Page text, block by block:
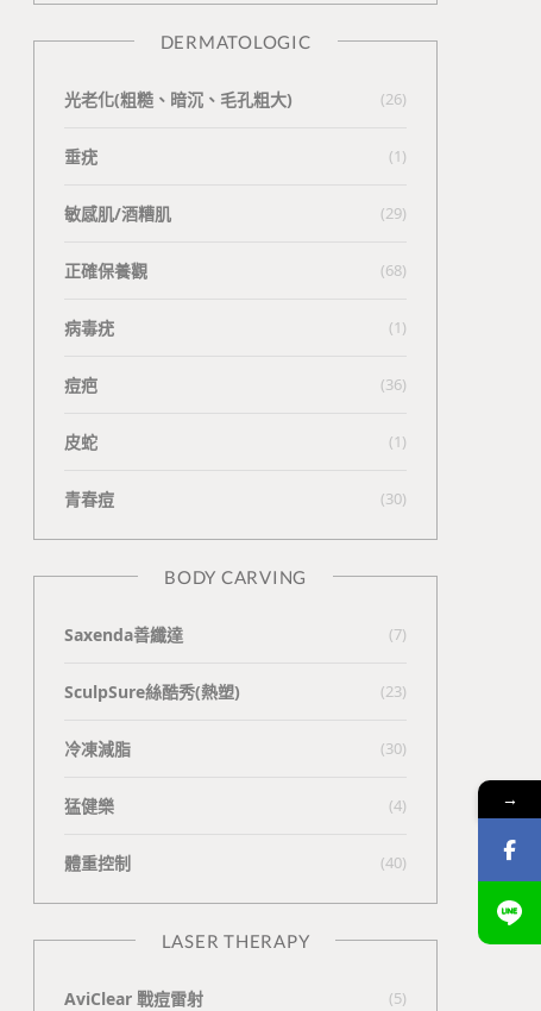
DERMATOLOGIC
光老化(粗糙、暗沉、毛孔粗大) (26)
垂疣 (1)
敏感肌/酒糟肌 (29)
正確保養觀 (68)
病毒疣 (1)
痘疤 (36)
皮蛇 (1)
青春痘 (30)
BODY CARVING
Saxenda善纖達 (7)
SculpSure絲酷秀(熱塑) (23)
冷凍減脂 (30)
猛健樂 (4)
體重控制 (40)
LASER THERAPY
AviClear 戰痘雷射 (5)
→